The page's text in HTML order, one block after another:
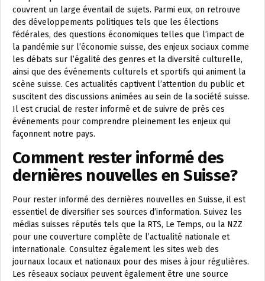
couvrent un large éventail de sujets. Parmi eux, on retrouve
des développements politiques tels que les élections
fédérales, des questions économiques telles que l’impact de
la pandémie sur l’économie suisse, des enjeux sociaux comme
les débats sur l’égalité des genres et la diversité culturelle,
ainsi que des événements culturels et sportifs qui animent la
scène suisse. Ces actualités captivent l’attention du public et
suscitent des discussions animées au sein de la société suisse.
Il est crucial de rester informé et de suivre de près ces
événements pour comprendre pleinement les enjeux qui
façonnent notre pays.
Comment rester informé des
dernières nouvelles en Suisse?
Pour rester informé des dernières nouvelles en Suisse, il est
essentiel de diversifier ses sources d’information. Suivez les
médias suisses réputés tels que la RTS, Le Temps, ou la NZZ
pour une couverture complète de l’actualité nationale et
internationale. Consultez également les sites web des
journaux locaux et nationaux pour des mises à jour régulières.
Les réseaux sociaux peuvent également être une source